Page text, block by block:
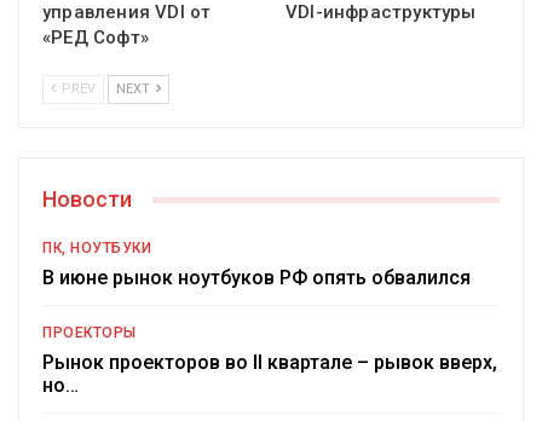
управления VDI от
«РЕД Софт»
VDI-инфраструктуры
PREV NEXT
Новости
ПК, НОУТБУКИ
В июне рынок ноутбуков РФ опять обвалился
ПРОЕКТОРЫ
Рынок проекторов во II квартале – рывок вверх,
но…